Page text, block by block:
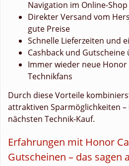
Navigation im Online-Shop
Direkter Versand vom
gute Preise
Schnelle Lieferzeiten und
Cashback und Gutscheine
Immer wieder neue
Technikfans
Durch diese Vorteile
attraktiven Sparmöglichkeiten
nächsten Technik-Kauf.
Erfahrungen mit Honor
Gutscheinen – das sagen